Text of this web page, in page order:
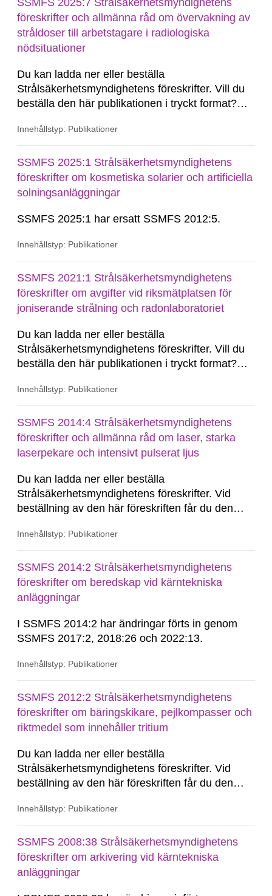
och skolor kan du beställa upp till 50 tryckta...
SSMFS 2025:7 Strålsäkerhetsmyndighetens
föreskrifter och allmänna råd om övervakning av
stråldoser till arbetstagare i radiologiska
nödsituationer
Du kan ladda ner eller beställa
Strålsäkerhetsmyndighetens föreskrifter. Vill du
beställa den här publikationen i tryckt format?
tryckt format till självkostnadspris. Kommuner
exemplar gratis. Du beställer publikationen via e-
post, Kommunikation@ssm.se.
Innehållstyp: Publikationer
SSMFS 2025:1 Strålsäkerhetsmyndighetens
föreskrifter om kosmetiska solarier och artificiella
solningsanläggningar
SSMFS 2025:1 har ersatt SSMFS 2012:5.
Innehållstyp: Publikationer
SSMFS 2021:1 Strålsäkerhetsmyndighetens
föreskrifter om avgifter vid riksmätplatsen för
joniserande strålning och radonlaboratoriet
Du kan ladda ner eller beställa
Strålsäkerhetsmyndighetens föreskrifter. Vill du
beställa den här publikationen i tryckt format?
tryckt format till självkostnadspris. Kommuner
exemplar gratis. Du beställer publikationen via e-
post, Kommunikation@ssm.se.
Innehållstyp: Publikationer
SSMFS 2014:4 Strålsäkerhetsmyndighetens
föreskrifter och allmänna råd om laser, starka
laserpekare och intensivt pulserat ljus
Du kan ladda ner eller beställa
Strålsäkerhetsmyndighetens föreskrifter. Vid
beställning av den här föreskriften får du den
Konsoliderad version är en version av
konsoliderad version visar föreskrifterna i deras
senast gällande...
Innehållstyp: Publikationer
SSMFS 2014:2 Strålsäkerhetsmyndighetens
föreskrifter om beredskap vid kärntekniska
anläggningar
I SSMFS 2014:2 har ändringar förts in genom
SSMFS 2017:2, 2018:26 och 2022:13.
Innehållstyp: Publikationer
SSMFS 2012:2 Strålsäkerhetsmyndighetens
föreskrifter om bäringskikare, pejlkompasser och
riktmedel som innehåller tritium
Du kan ladda ner eller beställa
Strålsäkerhetsmyndighetens föreskrifter. Vid
beställning av den här föreskriften får du den
Konsoliderad version är en version av
konsoliderad version visar föreskrifterna i deras
senast gällande...
Innehållstyp: Publikationer
SSMFS 2008:38 Strålsäkerhetsmyndighetens
föreskrifter om arkivering vid kärntekniska
anläggningar